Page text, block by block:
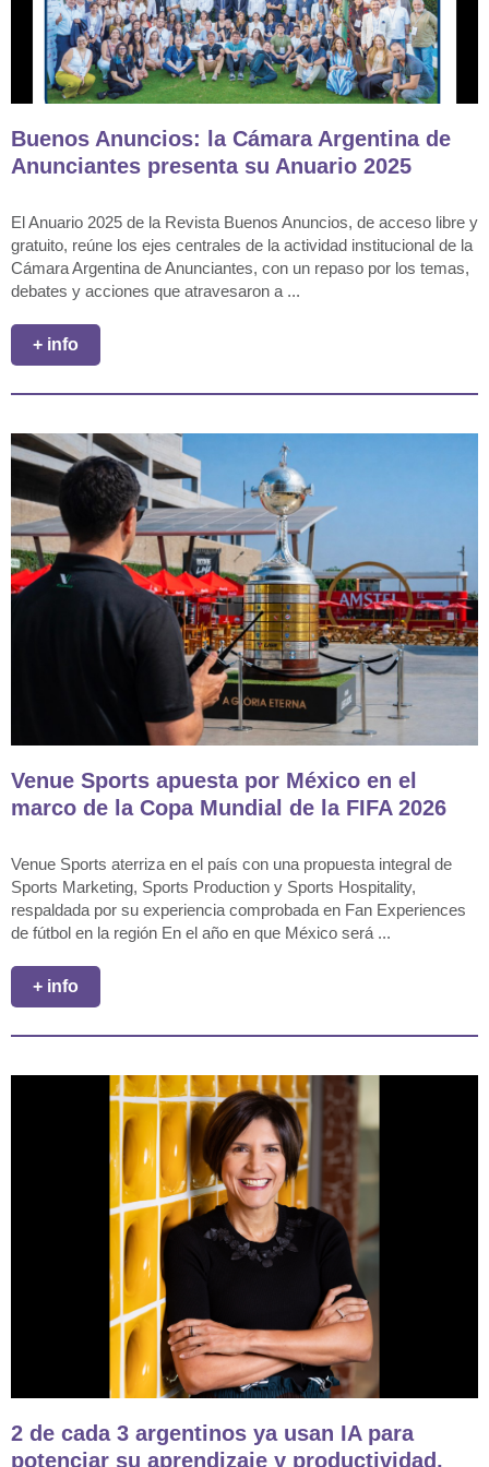
Buenos Anuncios: la Cámara Argentina de
Anunciantes presenta su Anuario 2025
El Anuario 2025 de la Revista Buenos Anuncios, de acceso libre y
gratuito, reúne los ejes centrales de la actividad institucional de la
Cámara Argentina de Anunciantes, con un repaso por los temas,
debates y acciones que atravesaron a ...
+ info
Venue Sports apuesta por México en el
marco de la Copa Mundial de la FIFA 2026
Venue Sports aterriza en el país con una propuesta integral de
Sports Marketing, Sports Production y Sports Hospitality,
respaldada por su experiencia comprobada en Fan Experiences
de fútbol en la región En el año en que México será ...
+ info
2 de cada 3 argentinos ya usan IA para
potenciar su aprendizaje y productividad,